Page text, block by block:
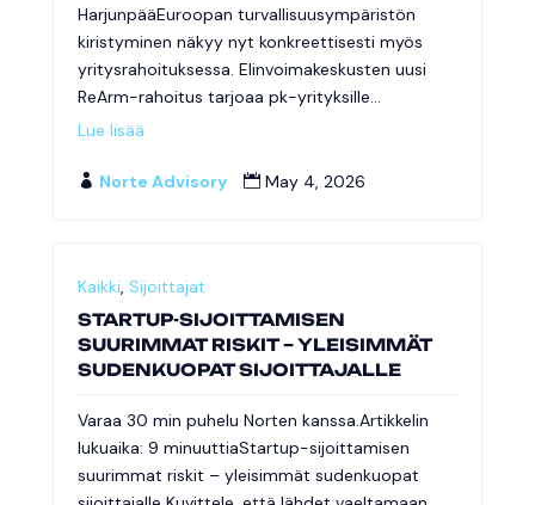
HarjunpääEuroopan turvallisuusympäristön
kiristyminen näkyy nyt konkreettisesti myös
yritysrahoituksessa. Elinvoimakeskusten uusi
ReArm-rahoitus tarjoaa pk-yrityksille...
Lue lisää
 Norte Advisory  May 4, 2026
Kaikki, Sijoittajat
STARTUP-SIJOITTAMISEN
SUURIMMAT RISKIT – YLEISIMMÄT
SUDENKUOPAT SIJOITTAJALLE
Varaa 30 min puhelu Norten kanssa.Artikkelin
lukuaika: 9 minuuttiaStartup-sijoittamisen
suurimmat riskit – yleisimmät sudenkuopat